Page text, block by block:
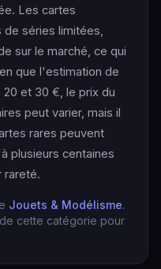
Les cartes
de séries limitées,
sur le marché, ce qui
que l'estimation de
et 30 €, le prix du
peut varier, mais il
rares peuvent
plusieurs centaines
rareté.
Jouets & Modélisme.
cette catégorie pour